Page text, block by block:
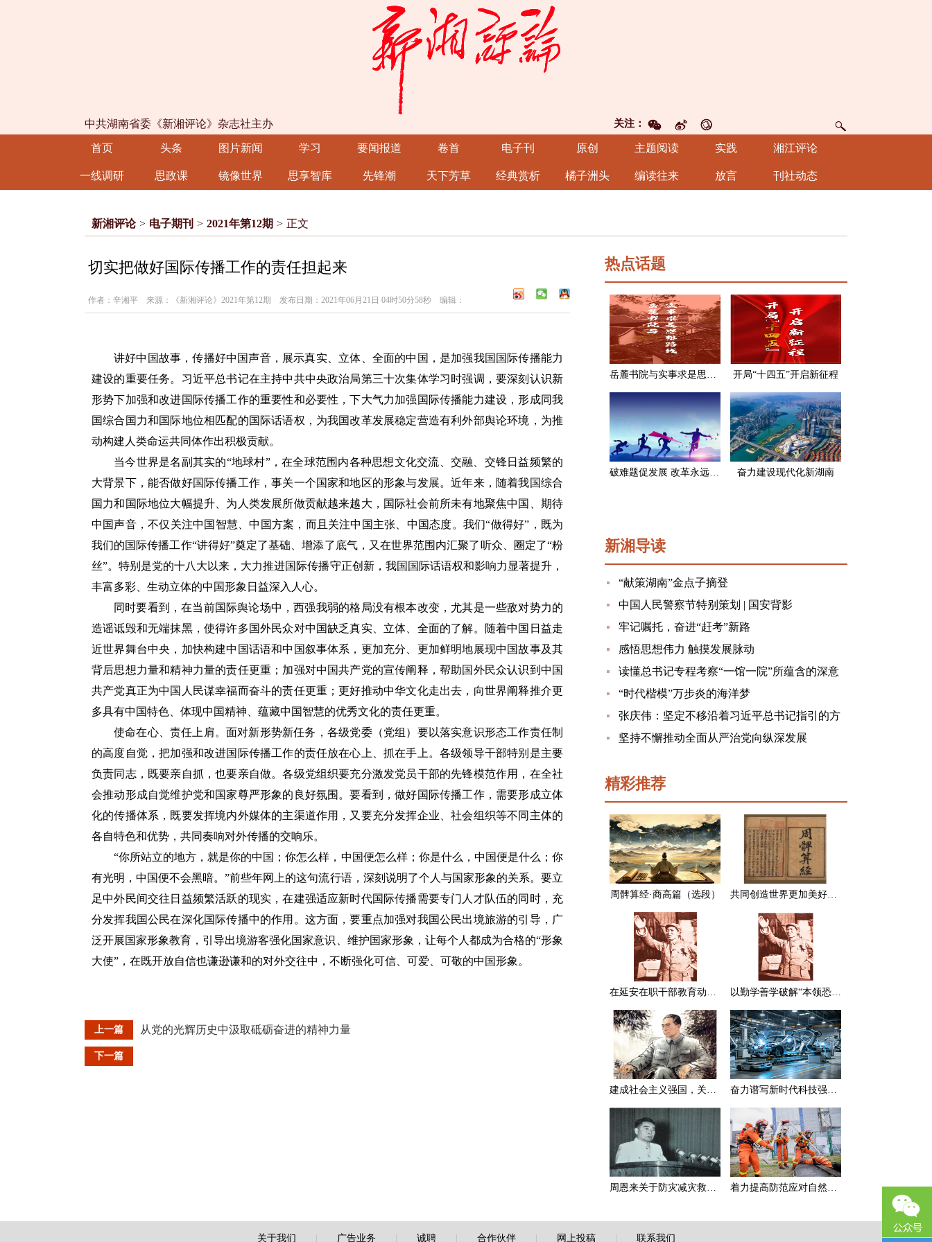
关注：
中共湖南省委《新湘评论》杂志社主办
首页 头条 图片新闻 学习 要闻报道 卷首 电子刊 原创 主题阅读 实践 湘江评论
一线调研 思政课 镜像世界 思享智库 先锋潮 天下芳草 经典赏析 橘子洲头 编读往来 放言 刊社动态
新湘评论 > 电子期刊 > 2021年第12期 > 正文
切实把做好国际传播工作的责任担起来
作者：辛湘平 来源：《新湘评论》2021年第12期 发布日期：2021年06月21日 04时50分58秒 编辑：
讲好中国故事，传播好中国声音，展示真实、立体、全面的中国，是加强我国国际传播能力
建设的重要任务。习近平总书记在主持中共中央政治局第三十次集体学习时强调，要深刻认识新
形势下加强和改进国际传播工作的重要性和必要性，下大气力加强国际传播能力建设，形成同我
国综合国力和国际地位相匹配的国际话语权，为我国改革发展稳定营造有利外部舆论环境，为推
动构建人类命运共同体作出积极贡献。
当今世界是名副其实的“地球村”，在全球范围内各种思想文化交流、交融、交锋日益频繁的
大背景下，能否做好国际传播工作，事关一个国家和地区的形象与发展。近年来，随着我国综合
国力和国际地位大幅提升、为人类发展所做贡献越来越大，国际社会前所未有地聚焦中国、期待
中国声音，不仅关注中国智慧、中国方案，而且关注中国主张、中国态度。我们“做得好”，既为
我们的国际传播工作“讲得好”奠定了基础、增添了底气，又在世界范围内汇聚了听众、圈定了“粉
丝”。特别是党的十八大以来，大力推进国际传播守正创新，我国国际话语权和影响力显著提升，
丰富多彩、生动立体的中国形象日益深入人心。
同时要看到，在当前国际舆论场中，西强我弱的格局没有根本改变，尤其是一些敌对势力的
造谣诋毁和无端抹黑，使得许多国外民众对中国缺乏真实、立体、全面的了解。随着中国日益走
近世界舞台中央，加快构建中国话语和中国叙事体系，更加充分、更加鲜明地展现中国故事及其
背后思想力量和精神力量的责任更重；加强对中国共产党的宣传阐释，帮助国外民众认识到中国
共产党真正为中国人民谋幸福而奋斗的责任更重；更好推动中华文化走出去，向世界阐释推介更
多具有中国特色、体现中国精神、蕴藏中国智慧的优秀文化的责任更重。
使命在心、责任上肩。面对新形势新任务，各级党委（党组）要以落实意识形态工作责任制
的高度自觉，把加强和改进国际传播工作的责任放在心上、抓在手上。各级领导干部特别是主要
负责同志，既要亲自抓，也要亲自做。各级党组织要充分激发党员干部的先锋模范作用，在全社
会推动形成自觉维护党和国家尊严形象的良好氛围。要看到，做好国际传播工作，需要形成立体
化的传播体系，既要发挥境内外媒体的主渠道作用，又要充分发挥企业、社会组织等不同主体的
各自特色和优势，共同奏响对外传播的交响乐。
“你所站立的地方，就是你的中国；你怎么样，中国便怎么样；你是什么，中国便是什么；你
有光明，中国便不会黑暗。”前些年网上的这句流行语，深刻说明了个人与国家形象的关系。要立
足中外民间交往日益频繁活跃的现实，在建强适应新时代国际传播需要专门人才队伍的同时，充
分发挥我国公民在深化国际传播中的作用。这方面，要重点加强对我国公民出境旅游的引导，广
泛开展国家形象教育，引导出境游客强化国家意识、维护国家形象，让每个人都成为合格的“形象
大使”，在既开放自信也谦逊谦和的对外交往中，不断强化可信、可爱、可敬的中国形象。
上一篇 从党的光辉历史中汲取砥砺奋进的精神力量
下一篇
热点话题
岳麓书院与实事求是思想路线 开局“十四五”开启新征程
破难题促发展 改革永远在路上 奋力建设现代化新湖南
新湘导读
“献策湖南”金点子摘登
中国人民警察节特别策划 | 国安背影
牢记嘱托，奋进“赶考”新路
感悟思想伟力 触摸发展脉动
读懂总书记专程考察“一馆一院”所蕴含的深意
“时代楷模”万步炎的海洋梦
张庆伟：坚定不移沿着习近平总书记指引的方
向前进 凝心聚力奋进新征程建功新时代谱写新
坚持不懈推动全面从严治党向纵深发展
精彩推荐
周髀算经·商高篇（选段） 共同创造世界更加美好的未来
在延安在职干部教育动员大会上的讲话（节选） 以勤学善学破解“本领恐慌”
建成社会主义强国，关键在于实现科学技术现代化 奋力谱写新时代科技强国新篇章
周恩来关于防灾减灾救灾的一组论述 着力提高防范应对自然灾害能力
关于我们 广告业务 诚聘| 合作伙伴| 网上投稿| 联系我们